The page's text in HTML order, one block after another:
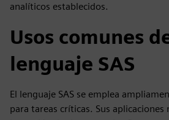
analíticos establecidos.
Usos comunes
lenguaje SAS
El lenguaje SAS se emplea
para tareas críticas. Sus